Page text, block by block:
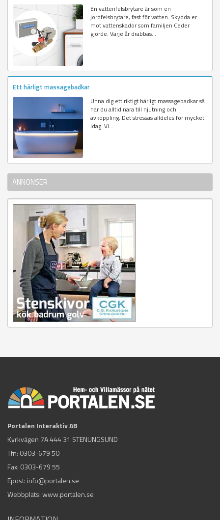
En vattenfelsbrytare är som en
jordfelsbrytare, fast för vatten. Skydda er
mot vattenskador som familjen Ceder
gjorde. Varje år drabbas...
Ett härligt massagebadkar
Unna dig ett riktigt härligt massagebadkar så
har du alltid nära till njutning och
avkoppling. Det stressas alldeles för mycket
idag. Vi...
ANNONSER
Portalen Interaktiv AB
Kyrkvägen 7A 444 31 STENUNGSUND
Tfn: 0303-679 50
Fax: 0303-679 55
Epost: info@portalen.se
Webbplats: www.portalen.se